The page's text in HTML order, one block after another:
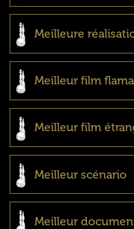
Meilleure
Meilleur film
Meilleur film
Meilleur scénario
Meilleur